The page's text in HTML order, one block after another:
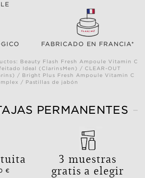
FABRICADO EN FRANCIA*
Beauty Flash Fresh Ampoule Vitamin C
Ideal (ClarinsMen) / CLEAR-OUT
/ Bright Plus Fresh Ampoule Vitamin C
/ Pastillas de jabón
PERMANENTES
€
3 muestras
gratis a elegir